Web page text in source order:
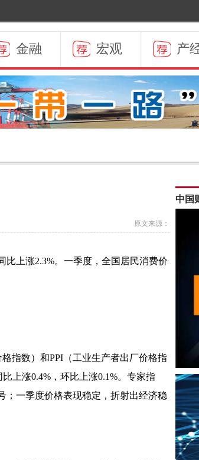
金融 宏观 产
原文来源：
比上涨2.3%。一季度，全国居民消费价
指数）和PPI（工业生产者出厂价格指
上涨0.4%，环比上涨0.1%。专家指
；一季度价格表现稳定，折射出经济稳